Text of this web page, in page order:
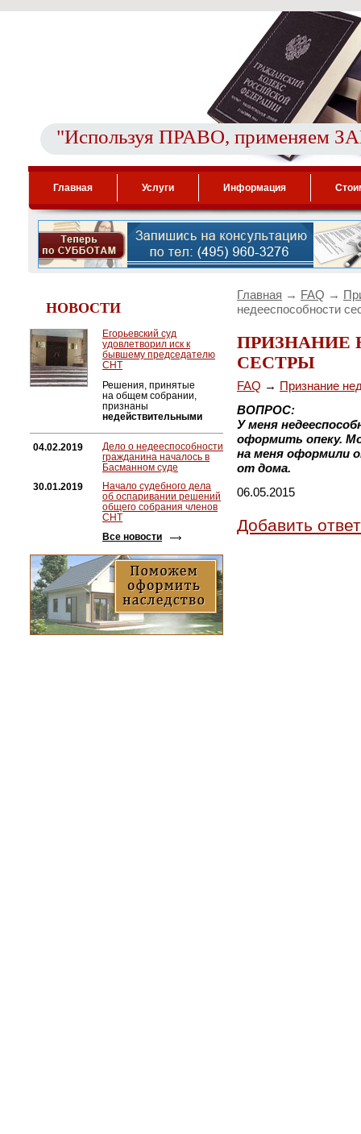
"Используя ПРАВО, применяем
Главная Услуги Информация
НОВОСТИ
Егорьевский суд
удовлетворил иск к
бывшему председателю
СНТ
Решения, принятые
на общем собрании,
признаны
недействительными
04.02.2019
Дело о недееспособности
гражданина началось в
Басманном суде
30.01.2019
Начало судебного дела
об оспаривании решений
общего собрания членов
СНТ
Все новости
Главная → FAQ →
недееспособности
ПРИЗНАНИЕ
СЕСТРЫ
FAQ → Признание
ВОПРОС:
У меня
оформить опеку.
на меня оформили
от дома.
06.05.2015
Добавить ответ